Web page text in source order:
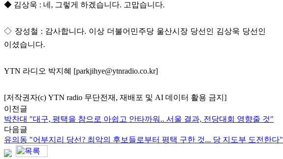
◆ 김상욱 : 네, 그렇게 하겠습니다. 고맙습니다.
◇ 장성철 : 감사합니다. 이상 더불어민주당 울산시장 당선인 김상욱 당선인
이셨습니다.
YTN 라디오 박지혜 [parkjihye@ytnradio.co.kr]
[저작권자(c) YTN radio 무단전재, 재배포 및 AI 데이터 활용 금지]
이전글
박찬대 "대구, 평택을 참으로 아쉽고 안타까워.. 서울 결과, 전당대회 영향줄 것"
다음글
유의동 "어부지리 당선? 최악의 후보들로부터 평택 구한 것... 당 지도부 도전한다"